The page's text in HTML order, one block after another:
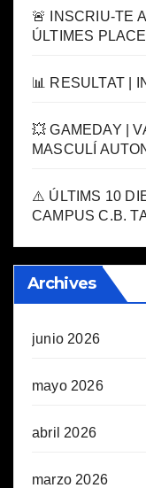
🚨 INSCRIU-TE
ÚLTIMES
📊 RESULTAT |
💥 GAMEDAY |
MASCULÍ
⚠️ ÚLTIMS 10
CAMPUS C.B.
Archives
junio 2026
mayo 2026
abril 2026
marzo 2026